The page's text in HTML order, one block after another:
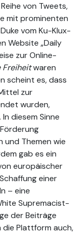
von Tweets,
mit prominenten
vom Ku-Klux-
Website „Daily
zur Online-
Freiheitwaren
scheint es, dass
zur
wurden,
diesem Sinne
und Themen wie
gab es ein
europäischer
einer
– eine
Supremacist-
der Beiträge
Plattform auch,